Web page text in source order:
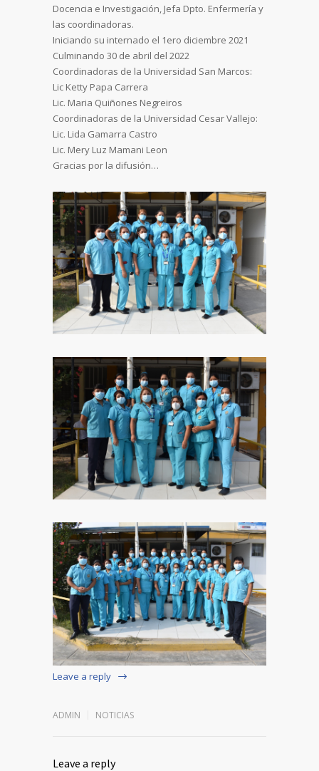
Docencia e Investigación, Jefa Dpto. Enfermería y
las coordinadoras.
Iniciando su internado el 1ero diciembre 2021
Culminando 30 de abril del 2022
Coordinadoras de la Universidad San Marcos:
Lic Ketty Papa Carrera
Lic. Maria Quiñones Negreiros
Coordinadoras de la Universidad Cesar Vallejo:
Lic. Lida Gamarra Castro
Lic. Mery Luz Mamani Leon
Gracias por la difusión…
Leave a reply
ADMIN NOTICIAS
Leave a reply